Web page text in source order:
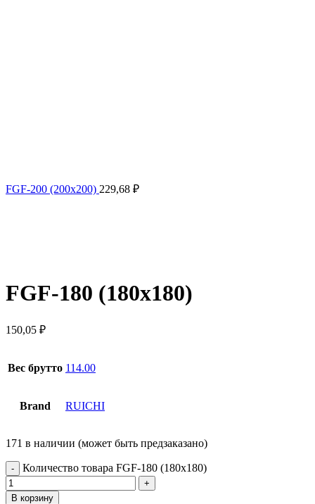
FGF-200 (200х200) 229,68 ₽
FGF-180 (180х180)
150,05 ₽
Вес брутто 114.00
Brand RUICHI
171 в наличии (может быть предзаказано)
Количество товара FGF-180 (180х180)
В корзину